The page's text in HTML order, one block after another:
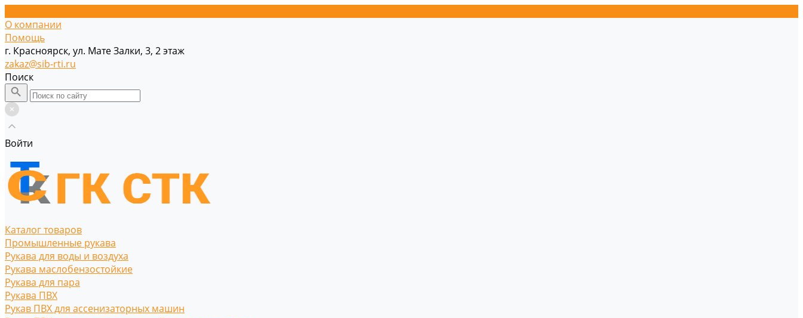
О компании
Помощь
г. Красноярск, ул. Мате Залки, 3, 2 этаж
zakaz@sib-rti.ru
Поиск
Войти
Каталог товаров
Промышленные рукава
Рукава для воды и воздуха
Рукава маслобензостойкие
Рукава для пара
Рукава ПВХ
Рукав ПВХ для ассенизаторных машин